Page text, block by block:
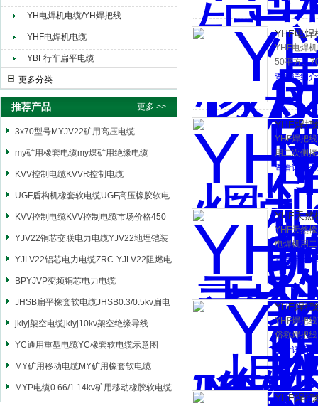
YH电焊机电缆/YH焊把线
YHF电焊机电缆
YBF行车扁平电缆
更多分类
推荐产品 更多 >>
3x70型号MYJV22矿用高压电缆
my矿用橡套电缆my煤矿用绝缘电缆
KVV控制电缆KVVR控制电缆
UGF盾构机橡套软电缆UGF高压橡胶软电
缆
KVV控制电缆KVV控制电缆市场价格450
YJV22铜芯交联电力电缆YJV22地埋铠装
电源电缆
YJLV22铝芯电力电缆ZRC-YJLV22阻燃电
力电缆
BPYJVP变频铜芯电力电缆
JHSB扁平橡套软电缆JHSB0.3/0.5kv扁电
缆
jklyj架空电缆jklyj10kv架空绝缘导线
YC通用重型电缆YC橡套软电缆示意图
MY矿用移动电缆MY矿用橡套软电缆
MYP电缆0.66/1.14kv矿用移动橡胶软电缆
YHF电焊
YHF电焊
50平方、
查看详细
YHF焊把
YHF焊把
用二次侧
和脉动直
查看详细
YHF天然
YHF天然
电焊机用
200V和脉
查看详细
YHF焊把
YHF焊把
俗称焊把
缆，其特
查看详细
YHF焊把